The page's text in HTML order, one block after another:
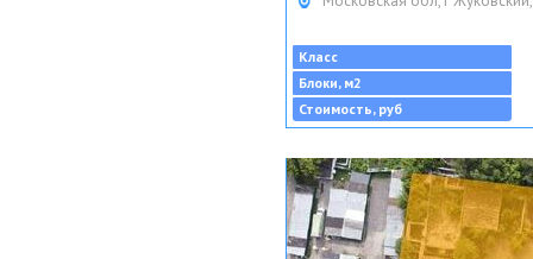
Класс
Блоки, м2
Стоимость, руб